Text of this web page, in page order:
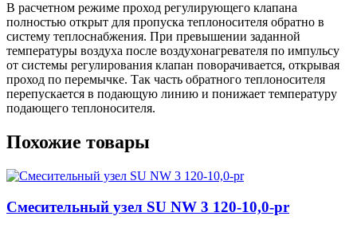
В расчетном режиме проход регулирующего клапана
полностью открыт для пропуска теплоносителя обратно в
систему теплоснабжения. При превышении заданной
температуры воздуха после воздухонагревателя по импульсу
от системы регулирования клапан поворачивается, открывая
проход по перемычке. Так часть обратного теплоносителя
перепускается в подающую линию и понижает температуру
подающего теплоносителя.
Похожие товары
Смесительный узел SU NW 3 120-10,0-pr